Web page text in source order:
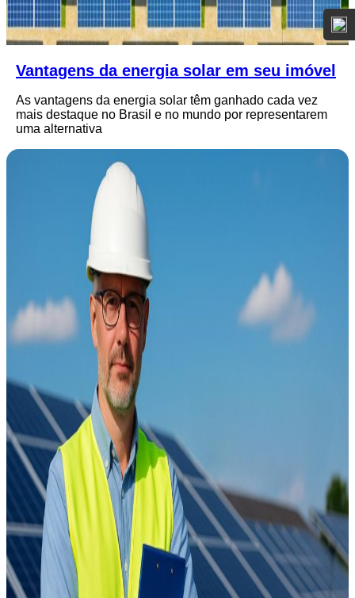
Vantagens da energia solar em seu imóvel
As vantagens da energia solar têm ganhado cada vez
mais destaque no Brasil e no mundo por representarem
uma alternativa